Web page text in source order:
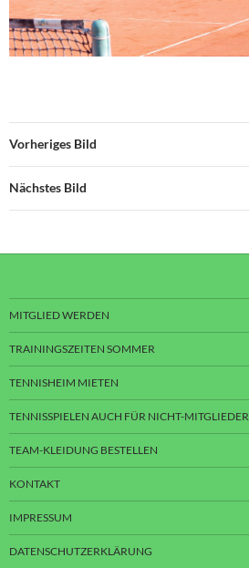
Vorheriges Bild
Nächstes Bild
MITGLIED WERDEN
TRAININGSZEITEN SOMMER
TENNISHEIM MIETEN
TENNISSPIELEN AUCH FÜR NICHT-MITGLIEDER
TEAM-KLEIDUNG BESTELLEN
KONTAKT
IMPRESSUM
DATENSCHUTZERKLÄRUNG